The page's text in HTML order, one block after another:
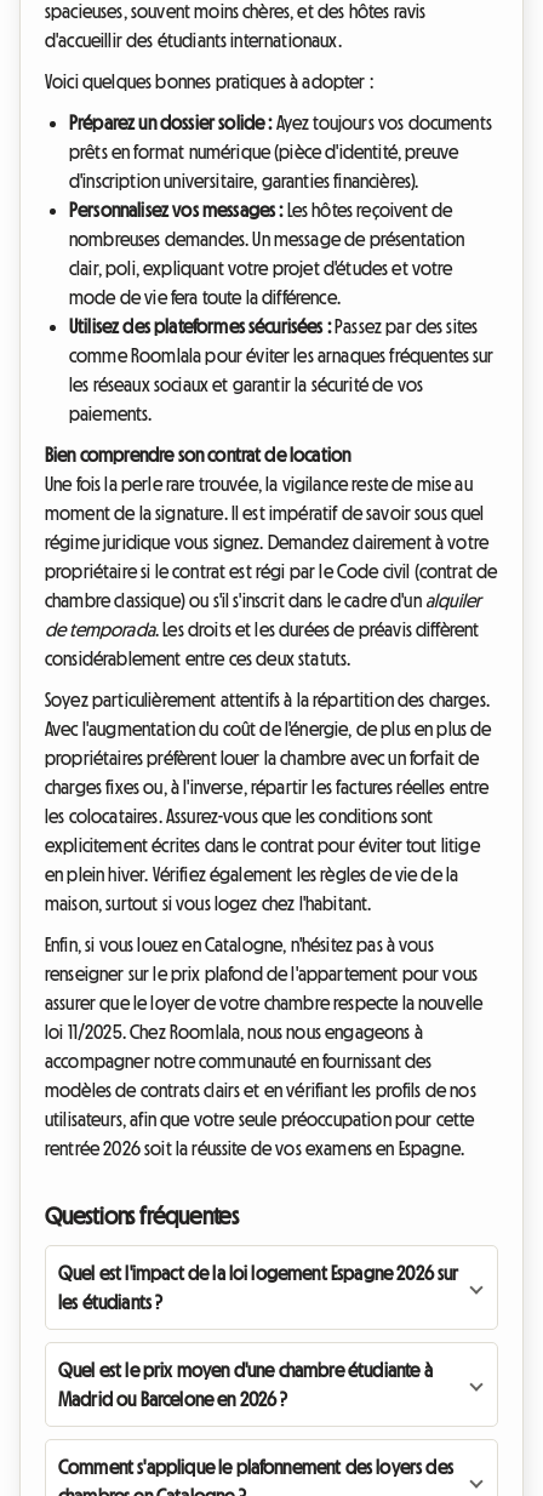
spacieuses, souvent moins chères, et des hôtes ravis
d'accueillir des étudiants internationaux.
Voici quelques bonnes pratiques à adopter :
Préparez un dossier solide :Ayez toujours vos documents
prêts en format numérique (pièce d'identité, preuve
d'inscription universitaire, garanties financières).
Personnalisez vos messages :Les hôtes reçoivent de
nombreuses demandes. Un message de présentation
clair, poli, expliquant votre projet d'études et votre
mode de vie fera toute la différence.
Utilisez des plateformes sécurisées :Passez par des sites
comme Roomlala pour éviter les arnaques fréquentes sur
les réseaux sociaux et garantir la sécurité de vos
paiements.
Bien comprendre son contrat de location
Une fois la perle rare trouvée, la vigilance reste de mise au
moment de la signature. Il est impératif de savoir sous quel
régime juridique vous signez. Demandez clairement à votre
propriétaire si le contrat est régi par le Code civil (contrat de
chambre classique) ou s'il s'inscrit dans le cadre d'un alquiler
de temporada. Les droits et les durées de préavis diffèrent
considérablement entre ces deux statuts.
Soyez particulièrement attentifs à la répartition des charges.
Avec l'augmentation du coût de l'énergie, de plus en plus de
propriétaires préfèrent louer la chambre avec un forfait de
charges fixes ou, à l'inverse, répartir les factures réelles entre
les colocataires. Assurez-vous que les conditions sont
explicitement écrites dans le contrat pour éviter tout litige
en plein hiver. Vérifiez également les règles de vie de la
maison, surtout si vous logez chez l'habitant.
Enfin, si vous louez en Catalogne, n'hésitez pas à vous
renseigner sur le prix plafond de l'appartement pour vous
assurer que le loyer de votre chambre respecte la nouvelle
loi 11/2025. Chez Roomlala, nous nous engageons à
accompagner notre communauté en fournissant des
modèles de contrats clairs et en vérifiant les profils de nos
utilisateurs, afin que votre seule préoccupation pour cette
rentrée 2026 soit la réussite de vos examens en Espagne.
Questions fréquentes
Quel est l'impact de la loi logement Espagne 2026 sur
les étudiants ?
Quel est le prix moyen d'une chambre étudiante à
Madrid ou Barcelone en 2026 ?
Comment s'applique le plafonnement des loyers des